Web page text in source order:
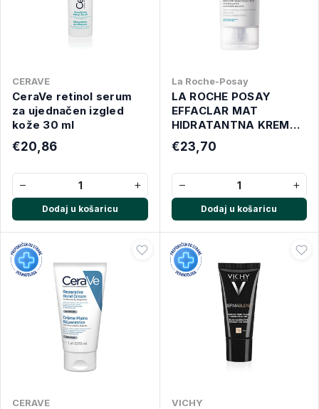
CERAVE
CeraVe retinol serum
za ujednačen izgled
kože 30 ml
€20,86
− +
Dodaj u košaricu
La Roche-Posay
LA ROCHE POSAY
EFFACLAR MAT
HIDRATANTNA KREMA
40 ML
€23,70
− +
Dodaj u košaricu
CERAVE VICHY